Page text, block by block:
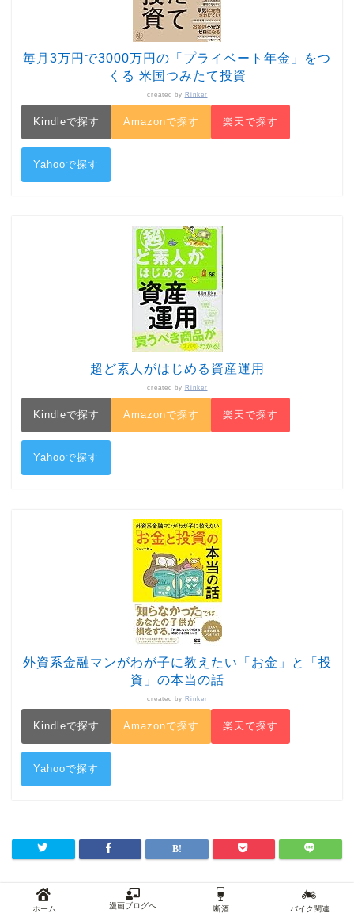
毎月3万円で3000万円の「プライベート年金」をつ
くる 米国つみたて投資
created by Rinker
Kindleで探す Amazonで探す 楽天で探す
Yahooで探す
超ど素人がはじめる資産運用
created by Rinker
Kindleで探す Amazonで探す 楽天で探す
Yahooで探す
外資系金融マンがわが子に教えたい「お金」と「投
資」の本当の話
created by Rinker
Kindleで探す Amazonで探す 楽天で探す
Yahooで探す
ホーム 漫画ブログへ 断酒 バイク関連